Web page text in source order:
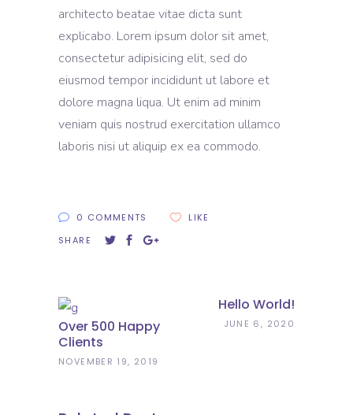
architecto beatae vitae dicta sunt
explicabo. Lorem ipsum dolor sit amet,
consectetur adipisicing elit, sed do
eiusmod tempor incididunt ut labore et
dolore magna liqua. Ut enim ad minim
veniam quis nostrud exercitation ullamco
laboris nisi ut aliquip ex ea commodo.
0 COMMENTS
LIKE
SHARE
Over 500 Happy
Clients
NOVEMBER 19, 2019
Hello World!
JUNE 6, 2020